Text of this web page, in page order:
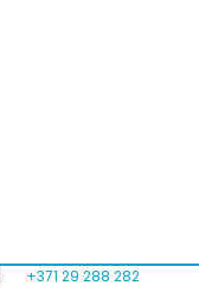
+371 29 288 282